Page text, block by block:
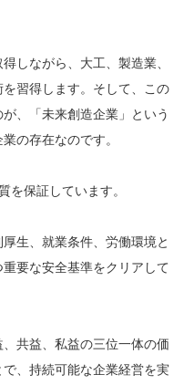
しながら、大工、製造業、
習得します。そして、この
、「未来創造企業」という
の存在なのです。
を保証しています。
生、就業条件、労働環境と
要な安全基準をクリアして
共益、私益の三位一体の価
、持続可能な企業経営を実